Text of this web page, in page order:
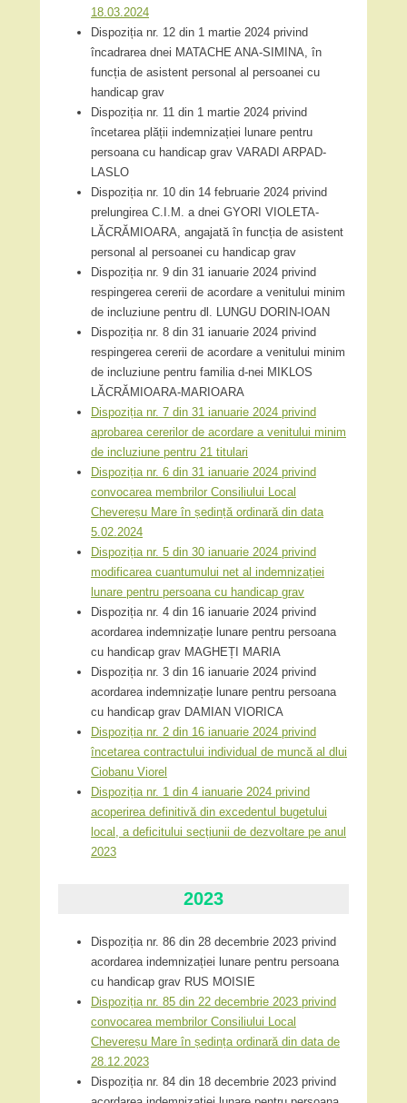
18.03.2024
Dispoziția nr. 12 din 1 martie 2024 privind
încadrarea dnei MATACHE ANA-SIMINA, în
funcția de asistent personal al persoanei cu
handicap grav
Dispoziția nr. 11 din 1 martie 2024 privind
încetarea plății indemnizației lunare pentru
persoana cu handicap grav VARADI ARPAD-
LASLO
Dispoziția nr. 10 din 14 februarie 2024 privind
prelungirea C.I.M. a dnei GYORI VIOLETA-
LĂCRĂMIOARA, angajată în funcția de asistent
personal al persoanei cu handicap grav
Dispoziția nr. 9 din 31 ianuarie 2024 privind
respingerea cererii de acordare a venitului minim
de incluziune pentru dl. LUNGU DORIN-IOAN
Dispoziția nr. 8 din 31 ianuarie 2024 privind
respingerea cererii de acordare a venitului minim
de incluziune pentru familia d-nei MIKLOS
LĂCRĂMIOARA-MARIOARA
Dispoziția nr. 7 din 31 ianuarie 2024 privind
aprobarea cererilor de acordare a venitului minim
de incluziune pentru 21 titulari
Dispoziția nr. 6 din 31 ianuarie 2024 privind
convocarea membrilor Consiliului Local
Chevereșu Mare în ședință ordinară din data
5.02.2024
Dispoziția nr. 5 din 30 ianuarie 2024 privind
modificarea cuantumului net al indemnizației
lunare pentru persoana cu handicap grav
Dispoziția nr. 4 din 16 ianuarie 2024 privind
acordarea indemnizație lunare pentru persoana
cu handicap grav MAGHEȚI MARIA
Dispoziția nr. 3 din 16 ianuarie 2024 privind
acordarea indemnizație lunare pentru persoana
cu handicap grav DAMIAN VIORICA
Dispoziția nr. 2 din 16 ianuarie 2024 privind
încetarea contractului individual de muncă al dlui
Ciobanu Viorel
Dispoziția nr. 1 din 4 ianuarie 2024 privind
acoperirea definitivă din excedentul bugetului
local, a deficitului secțiunii de dezvoltare pe anul
2023
2023
Dispoziția nr. 86 din 28 decembrie 2023 privind
acordarea indemnizației lunare pentru persoana
cu handicap grav RUS MOISIE
Dispoziția nr. 85 din 22 decembrie 2023 privind
convocarea membrilor Consiliului Local
Chevereșu Mare în ședința ordinară din data de
28.12.2023
Dispoziția nr. 84 din 18 decembrie 2023 privind